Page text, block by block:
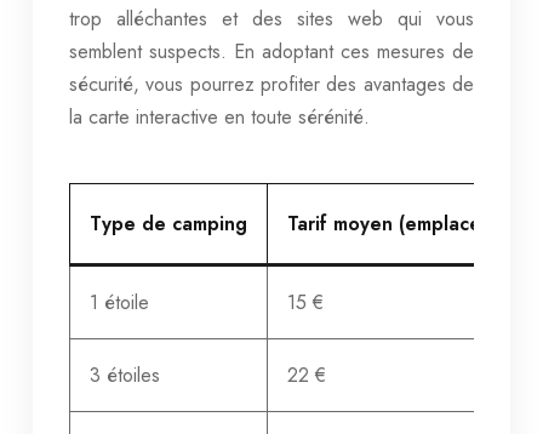
trop alléchantes et des sites web qui vous
semblent suspects. En adoptant ces mesures de
sécurité, vous pourrez profiter des avantages de
la carte interactive en toute sérénité.
Type de camping Tarif moyen (emplacement
1 étoile 15 €
3 étoiles 22 €